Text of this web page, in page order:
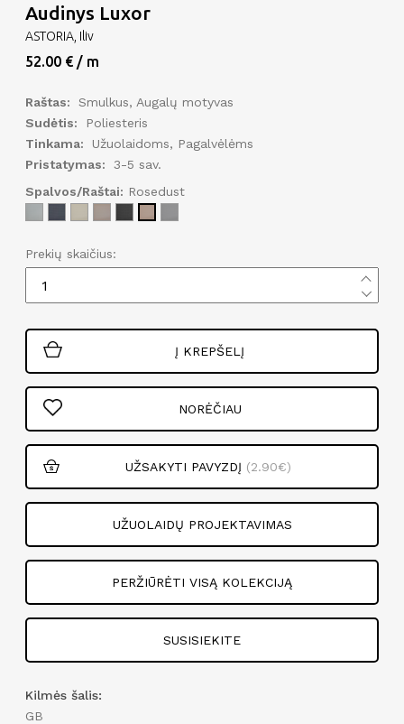
Audinys Luxor
ASTORIA, Iliv
52.00 € / m
Raštas:
Smulkus, Augalų motyvas
Sudėtis:
Poliesteris
Tinkama:
Užuolaidoms, Pagalvėlėms
Pristatymas:
3-5 sav.
Spalvos/Raštai: Rosedust
Prekių skaičius:
Į KREPŠELĮ
NORĖČIAU
UŽSAKYTI PAVYZDĮ (2.90€)
UŽUOLAIDŲ PROJEKTAVIMAS
PERŽIŪRĖTI VISĄ KOLEKCIJĄ
SUSISIEKITE
Kilmės šalis:
GB